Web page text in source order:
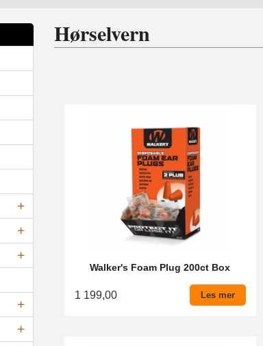
Hørselvern
Walker's Foam Plug 200ct Box
1 199,00 Les mer